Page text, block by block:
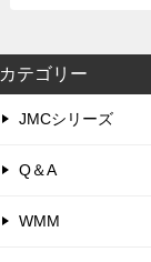
カテゴリー
JMCシリーズ
Q＆A
WMM